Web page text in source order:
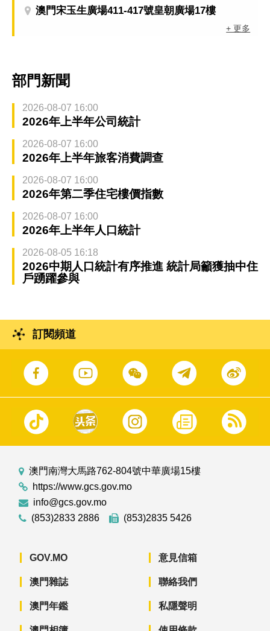
澳門宋玉生廣場411-417號皇朝廣場17樓
+ 更多
部門新聞
2026-08-07 16:00
2026年上半年公司統計
2026-08-07 16:00
2026年上半年旅客消費調查
2026-08-07 16:00
2026年第二季住宅樓價指數
2026-08-07 16:00
2026年上半年人口統計
2026-08-05 16:18
2026中期人口統計有序推進 統計局籲獲抽中住
戶踴躍參與
訂閱頻道
澳門南灣大馬路762-804號中華廣場15樓
https://www.gcs.gov.mo
info@gcs.gov.mo
(853)2833 2886
(853)2835 5426
GOV.MO
澳門雜誌
澳門年鑑
意見信箱
聯絡我們
私隱聲明